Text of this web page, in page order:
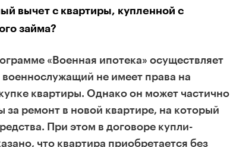
вычет с квартиры, купленной с
займа?
«Военная ипотека» осуществляет
не имеет права на
квартиры. Однако он может частично
за ремонт в новой квартире, на который
При этом в договоре купли-
что квартира приобретается без